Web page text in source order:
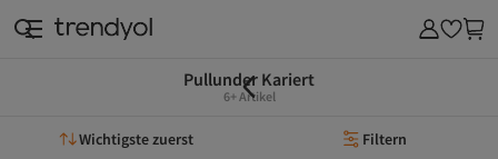
Pullunder Kariert
6+ Artikel
Wichtigste zuerst Filtern